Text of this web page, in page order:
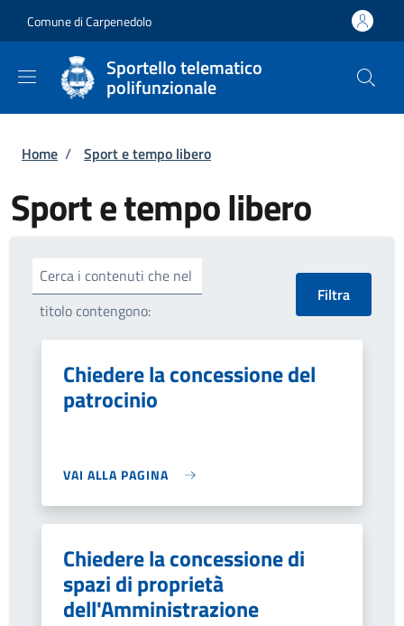
Comune di Carpenedolo
Sportello telematico
polifunzionale
Briciole di pane
Home / Sport e tempo libero
Sport e tempo libero
Cerca i contenuti che nel
titolo contengono:
Chiedere la concessione del
patrocinio
VAI ALLA PAGINA
Chiedere la concessione di
spazi di proprietà
dell'Amministrazione